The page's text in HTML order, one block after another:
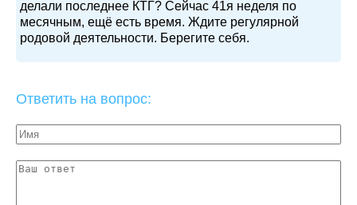
делали последнее КТГ? Сейчас 41я неделя по
месячным, ещё есть время. Ждите регулярной
родовой деятельности. Берегите себя.
Ответить на вопрос: